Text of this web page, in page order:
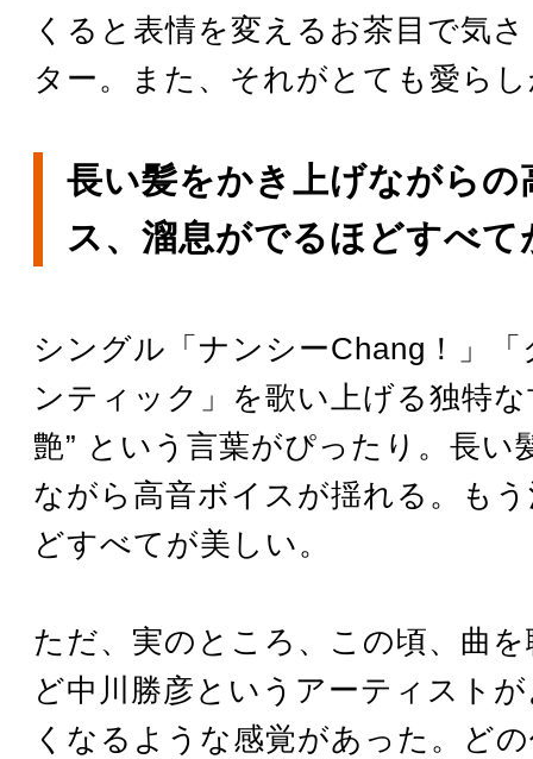
くると表情を変えるお茶目で気
ター。また、それがとても愛ら
長い髪をかき上げながらの
ス、溜息がでるほどすべて
シングル「ナンシーChang！」
ンティック」を歌い上げる独特な
艶” という言葉がぴったり。長い
ながら高音ボイスが揺れる。も
どすべてが美しい。
ただ、実のところ、この頃、曲
ど中川勝彦というアーティスト
くなるような感覚があった。ど